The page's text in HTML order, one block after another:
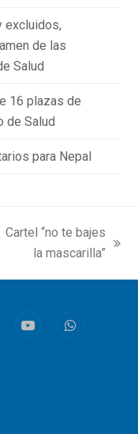
excluidos,
de las
Salud
16 plazas de
de Salud
para Nepal
Cartel “no te bajes
la mascarilla”
YoutubeWhatsapp